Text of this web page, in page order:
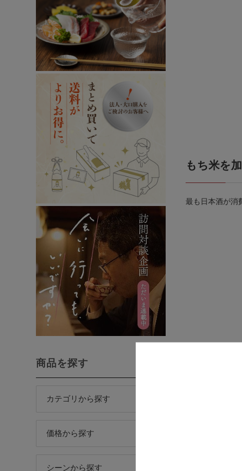
もち米を
最も日本酒が消
「おうち
秋から冬にか
「燗酒」は安
商品を探す
カテゴリから探す
価格から探す
シーンから探す